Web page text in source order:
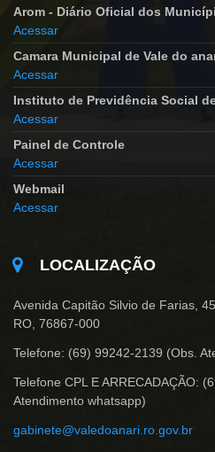
Arom - Diário Oficial dos
Acessar
Camara Municipal de Vale do
Acessar
Instituto de Previdência Social
Acessar
Painel de Controle
Acessar
Webmail
Acessar
LOCALIZAÇÃO
Avenida Capitão Silvio de Farias,
RO, 76867-000
Telefone: (69) 99242-2139 (Obs.
Telefone CPL E ARRECADAÇÃO:
Atendimento whatsapp)
gabinete@valedoanari.ro.gov.br